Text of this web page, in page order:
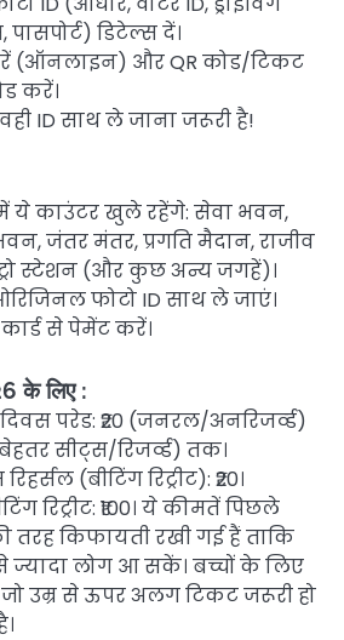
डिटेल्स दें।
(ऑनलाइन) और QR कोड/टिकट
करें।
वही ID साथ ले जाना जरूरी है!
ये काउंटर खुले रहेंगे: सेवा भवन,
भवन, जंतर मंतर, प्रगति मैदान, राजीव
स्टेशन (और कुछ अन्य जगहें)।
फोटो ID साथ ले जाएं।
से पेमेंट करें।
के लिए :
परेड: ₹20 (जनरल/अनरिजर्व्ड)
सीट्स/रिजर्व्ड) तक।
(बीटिंग रिट्रीट): ₹20।
रिट्रीट: ₹100। ये कीमतें पिछले
तरह किफायती रखी गई हैं ताकि
ज्यादा लोग आ सकें। बच्चों के लिए
उम्र से ऊपर अलग टिकट जरूरी हो